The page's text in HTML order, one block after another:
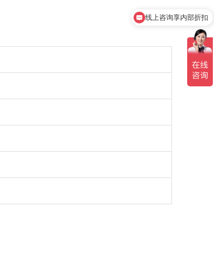
了解剩余房源情况